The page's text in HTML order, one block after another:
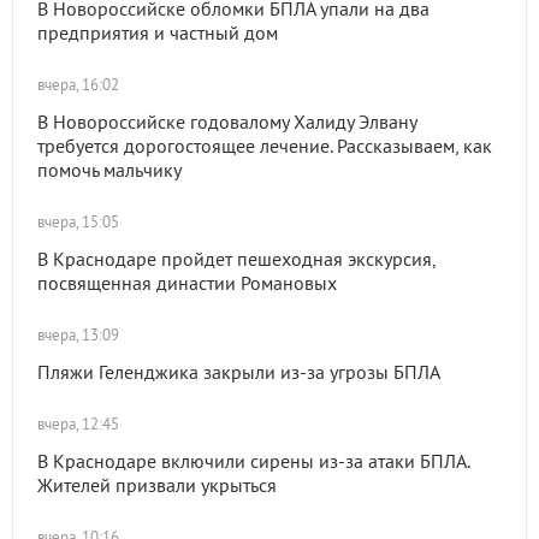
В Новороссийске обломки БПЛА упали на два
предприятия и частный дом
вчера, 16:02
В Новороссийске годовалому Халиду Элвану
требуется дорогостоящее лечение. Рассказываем, как
помочь мальчику
вчера, 15:05
В Краснодаре пройдет пешеходная экскурсия,
посвященная династии Романовых
вчера, 13:09
Пляжи Геленджика закрыли из-за угрозы БПЛА
вчера, 12:45
В Краснодаре включили сирены из-за атаки БПЛА.
Жителей призвали укрыться